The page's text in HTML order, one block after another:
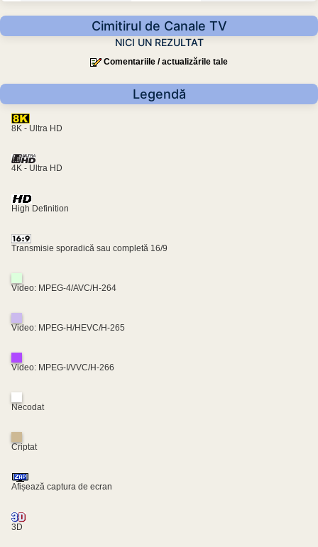
Cimitirul de Canale TV
NICI UN REZULTAT
Comentariile / actualizările tale
Legendă
8K - Ultra HD
4K - Ultra HD
High Definition
Transmisie sporadică sau completă 16/9
Video: MPEG-4/AVC/H-264
Video: MPEG-H/HEVC/H-265
Video: MPEG-I/VVC/H-266
Necodat
Criptat
Afișează captura de ecran
3D